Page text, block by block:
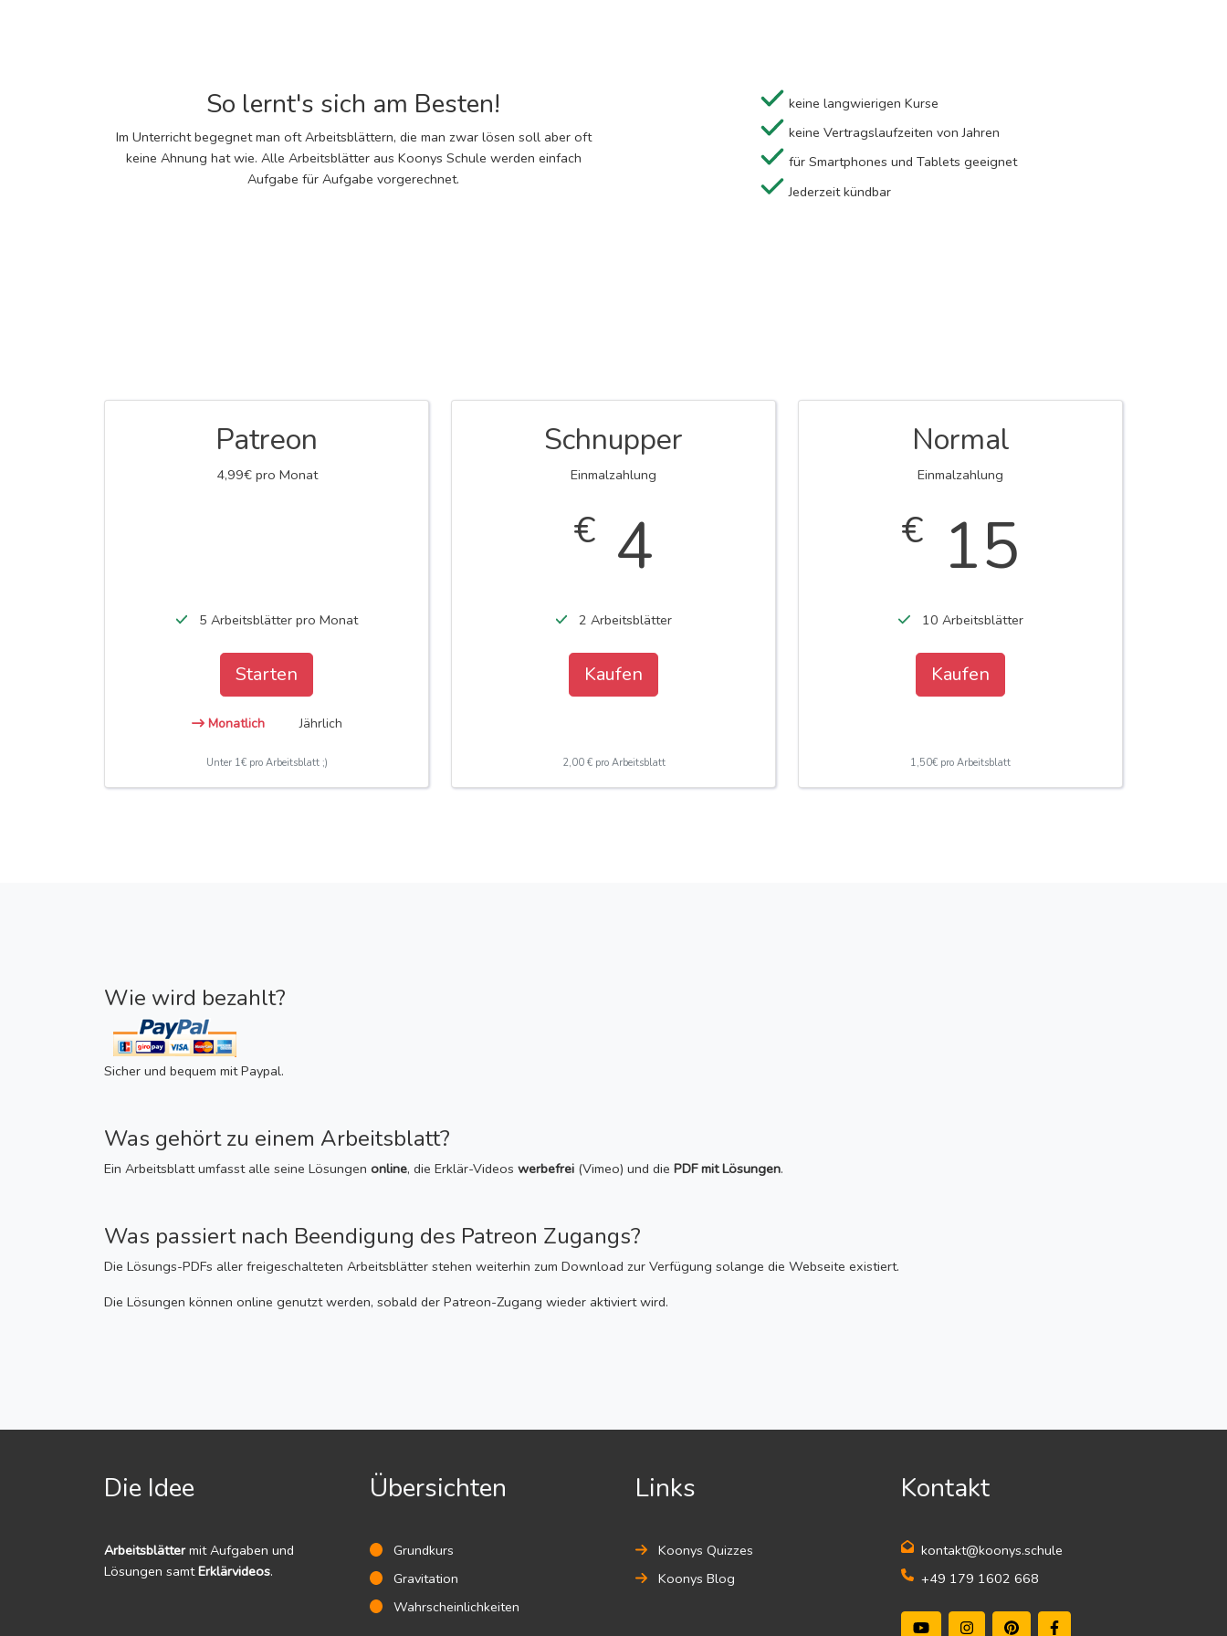
So lernt's sich am Besten!
Im Unterricht begegnet man oft Arbeitsblättern, die man zwar lösen soll aber oft
keine Ahnung hat wie. Alle Arbeitsblätter aus Koonys Schule werden einfach
Aufgabe für Aufgabe vorgerechnet.
keine langwierigen Kurse
keine Vertragslaufzeiten von Jahren
für Smartphones und Tablets geeignet
Jederzeit kündbar
Patreon
4,99€ pro Monat
5 Arbeitsblätter pro Monat
Starten
Monatlich Jährlich
Unter 1€ pro Arbeitsblatt ;)
Schnupper
Einmalzahlung
€ 4
2 Arbeitsblätter
Kaufen
2,00 € pro Arbeitsblatt
Normal
Einmalzahlung
€ 15
10 Arbeitsblätter
Kaufen
1,50€ pro Arbeitsblatt
Wie wird bezahlt?
Sicher und bequem mit Paypal.
Was gehört zu einem Arbeitsblatt?
Ein Arbeitsblatt umfasst alle seine Lösungen online, die Erklär-Videos werbefrei (Vimeo) und die PDF mit Lösungen.
Was passiert nach Beendigung des Patreon Zugangs?
Die Lösungs-PDFs aller freigeschalteten Arbeitsblätter stehen weiterhin zum Download zur Verfügung solange die Webseite existiert.
Die Lösungen können online genutzt werden, sobald der Patreon-Zugang wieder aktiviert wird.
Die Idee
Arbeitsblättermit Aufgaben und
Lösungen samtErklärvideos.
Übersichten
Grundkurs
Gravitation
Wahrscheinlichkeiten
Links
Koonys Quizzes
Koonys Blog
Kontakt
kontakt@koonys.schule
+49 179 1602 668